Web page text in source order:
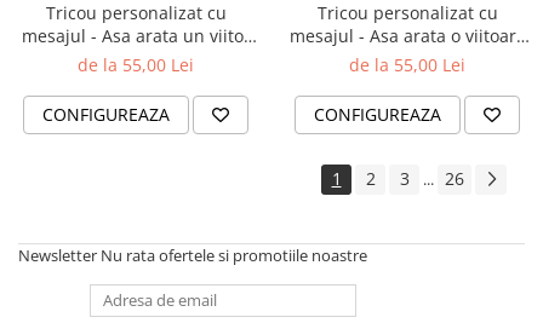
Tricou personalizat cu
mesajul - Asa arata un viitor
tatic
de la 55,00 Lei
CONFIGUREAZA
Tricou personalizat cu
mesajul - Asa arata o viitoare
mamica / tatic
de la 55,00 Lei
CONFIGUREAZA
1 2 3 ... 26
Newsletter Nu rata ofertele si promotiile noastre